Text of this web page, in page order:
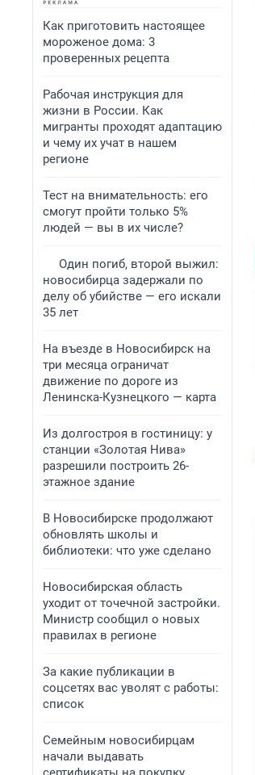
Как приготовить настоящее
мороженое дома: 3
проверенных рецепта
Рабочая инструкция для
жизни в России. Как
мигранты проходят адаптацию
и чему их учат в нашем
регионе
Тест на внимательность: его
смогут пройти только 5%
людей — вы в их числе?
Один погиб, второй выжил:
новосибирца задержали по
делу об убийстве — его искали
35 лет
На въезде в Новосибирск на
три месяца ограничат
движение по дороге из
Ленинска-Кузнецкого — карта
Из долгостроя в гостиницу: у
станции «Золотая Нива»
разрешили построить 26-
этажное здание
В Новосибирске продолжают
обновлять школы и
библиотеки: что уже сделано
Новосибирская область
уходит от точечной застройки.
Министр сообщил о новых
правилах в регионе
За какие публикации в
соцсетях вас уволят с работы:
список
Семейным новосибирцам
начали выдавать